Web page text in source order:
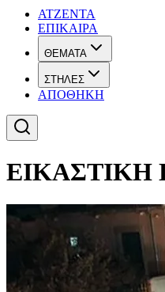
ΑΤΖΕΝΤΑ
ΕΠΙΚΑΙΡΑ
ΘΕΜΑΤΑ
ΣΤΗΛΕΣ
ΑΠΟΘΗΚΗ